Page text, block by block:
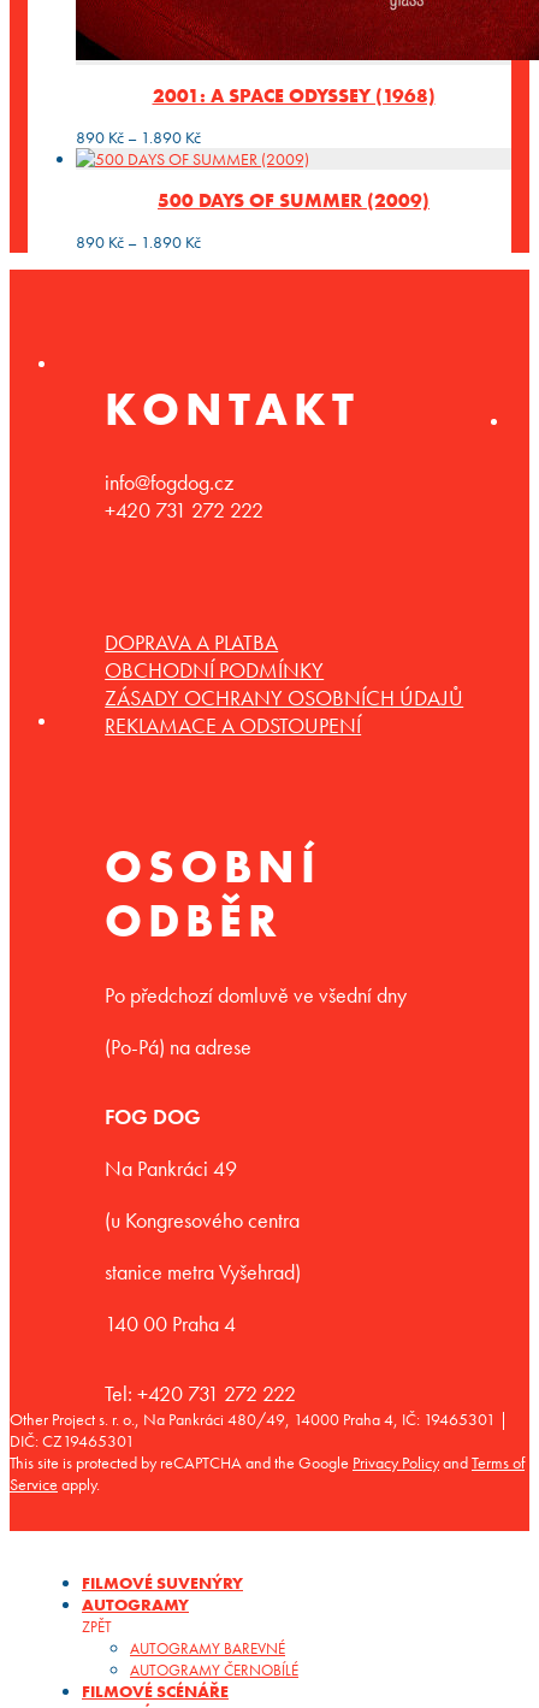
2001: A SPACE ODYSSEY (1968)
890 Kč – 1.890 KčRozpětí
cen:
až
500 DAYS OF SUMMER (2009)
890 Kč – 1.890 KčRozpětí
KONTAKT
info@fogdog.cz
+420 731 272 222
DOPRAVA A PLATBA
OBCHODNÍ PODMÍNKY
ZÁSADY OCHRANY OSOBNÍCH ÚDAJŮ
REKLAMACE A ODSTOUPENÍ
OSOBNÍ
ODBĚR
Po předchozí domluvě ve všední dny
(Po-Pá) na adrese
FOG DOG
Na Pankráci 49
(u Kongresového centra
stanice metra Vyšehrad)
140 00 Praha 4
Tel: +420 731 272 222
Other Project s. r. o., Na Pankráci 480/49, 14000 Praha 4, IČ: 19465301 |
DIČ: CZ19465301
This site is protected by reCAPTCHA and the Google Privacy PolicyandTerms of
Service apply.
FILMOVÉ SUVENÝRY
AUTOGRAMY
ZPĚT
AUTOGRAMY BAREVNÉ
AUTOGRAMY ČERNOBÍLÉ
FILMOVÉ SCÉNÁŘE